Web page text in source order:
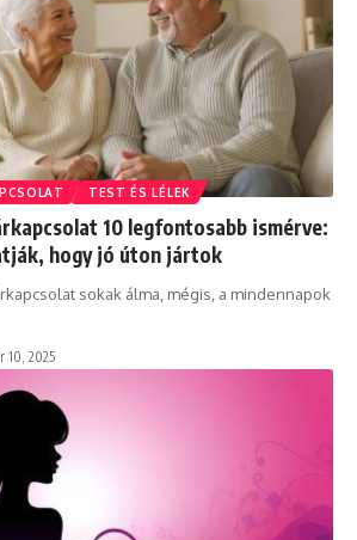
TEST ÉS LÉLEK
10 legfontosabb ismérve:
hogy jó úton jártok
sokak álma, mégis, a mindennapok
10, 2025